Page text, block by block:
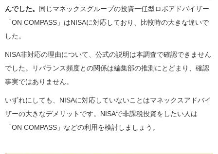
んでした。 同じマネックスグループの投資一任型ロボアドバイザー
「ON COMPASS」はNISAに対応しており、比較時の大きな違いで
した。
NISA非対応の理由について、公式の説明は本調査で確認できません
でした。リバランス頻度との関係は編集部の推測にとどまり、確認
事実ではありません。
いずれにしても、NISAに対応していないことはマネックスアドバイ
ザーの大きなデメリットです。NISAで非課税投資をしたい人は
「ON COMPASS」などの利用を検討しましょう。